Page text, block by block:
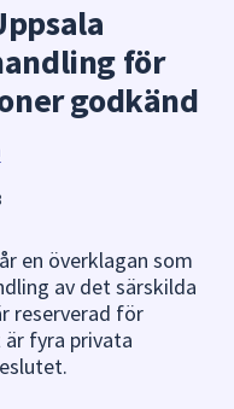
sökfältet
kommer
sökförslag
att
piltangenterna
för
att
navigera
mellan
för
godkänd
en överklagan som
av det särskilda
reserverad för
fyra privata